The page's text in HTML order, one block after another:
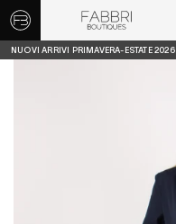
NUOVI ARRIVI PRIMAVERA-ESTATE 2026